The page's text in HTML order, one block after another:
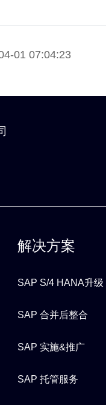
01 07:04:23
解决方案
SAP S/4 HANA升级
SAP 合并后整合
SAP 实施&推广
SAP 托管服务